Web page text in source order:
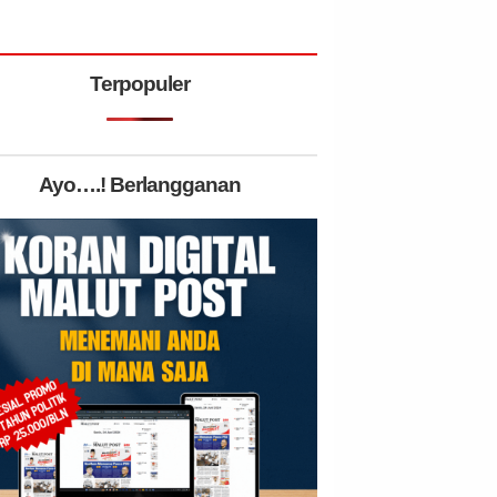
Terpopuler
Ayo….! Berlangganan